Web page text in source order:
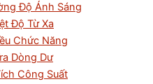
Độ Ánh Sáng
Độ Từ Xa
Chức Năng
Dòng Dư
Công Suất